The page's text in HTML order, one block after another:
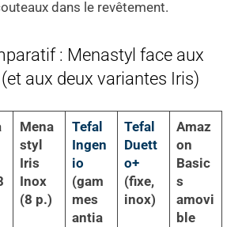
dans le revêtement.
: Menastyl face aux
aux deux variantes Iris)
Mena
styl
Iris
Inox
(8 p.)
Tefal
Ingen
io
(gam
mes
antia
Tefal
Duett
o+
(fixe,
inox)
Amaz
on
Basic
s
amovi
ble